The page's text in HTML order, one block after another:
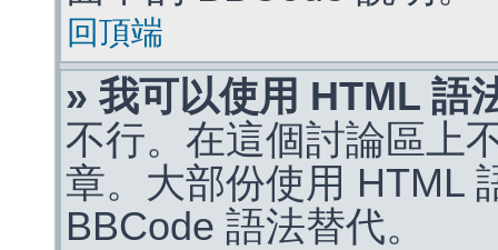
回頂端
» 我可以使用 HTML 語
不行。在這個討論區上
章。大部份使用 HTML
BBCode 語法替代。